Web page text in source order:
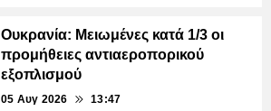
Ουκρανία: Μειωμένες κατά 1/3 οι
προμήθειες αντιαεροπορικού
εξοπλισμού
05 Αυγ 2026 13:47